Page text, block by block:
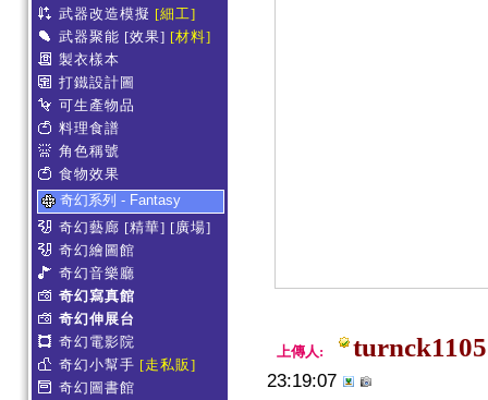
武器改造模擬 [細工]
武器聚能 [效果] [材料]
製衣樣本
打鐵設計圖
可生產物品
料理食譜
角色稱號
食物效果
奇幻系列 - Fantasy
奇幻藝廊 [精華] [廣場]
奇幻繪圖館
奇幻音樂廳
奇幻寫真館
奇幻伸展台
奇幻電影院
奇幻小幫手 [走私販]
奇幻圖書館
上傳人: turnck1105
23:19:07